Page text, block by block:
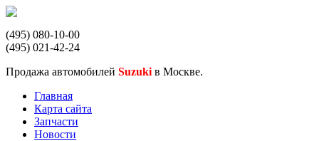
(495) 080-10-00
(495) 021-42-24
Продажа автомобилей Suzuki в Москве.
Главная
Карта сайта
Запчасти
Новости